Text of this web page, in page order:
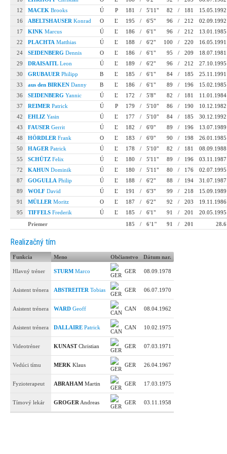
Priemer 185 / 6'1" 91 / 201 28.6
12
MACEK Brooks Ú P 181 / 5'11" 82 / 181
15.05.1992
16
ABELTSHAUSER Konrad O Ľ 195 / 6'5" 96 / 212
02.09.1992
17
KINK Marcus Ú Ľ 186 / 6'1" 96 / 212
13.01.1985
22
PLACHTA Matthias Ú Ľ 188 / 6'2" 100 / 220
16.05.1991
24
SEIDENBERG Dennis O Ľ 186 / 6'1" 95 / 209
18.07.1981
29
DRAISAITL Leon Ú Ľ 189 / 6'2" 96 / 212
27.10.1995
30
GRUBAUER Philipp B Ľ 185 / 6'1" 84 / 185
25.11.1991
33
aus den BIRKEN Danny B Ľ 186 / 6'1" 89 / 196
15.02.1985
36
SEIDENBERG Yannic Ú Ľ 172 / 5'8" 82 / 181
11.01.1984
37
REIMER Patrick Ú P 179 / 5'10" 86 / 190
10.12.1982
42
EHLIZ Yasin Ú Ľ 177 / 5'10" 84 / 185
30.12.1992
43
FAUSER Gerrit Ú Ľ 182 / 6'0" 89 / 196
13.07.1989
48
HÖRDLER Frank O Ľ 183 / 6'0" 90 / 198
26.01.1985
50
HAGER Patrick Ú Ľ 178 / 5'10" 82 / 181
08.09.1988
55
SCHÜTZ Felix Ú Ľ 180 / 5'11" 89 / 196
03.11.1987
72
KAHUN Dominik Ú Ľ 180 / 5'11" 80 / 176
02.07.1995
87
GOGULLA Philip Ú Ľ 188 / 6'2" 88 / 194
31.07.1987
89
WOLF David Ú Ľ 191 / 6'3" 99 / 218
15.09.1989
91
MÜLLER Moritz O Ľ 187 / 6'2" 92 / 203
19.11.1986
95
TIFFELS Frederik Ú Ľ 185 / 6'1" 91 / 201 20.05.1995
Realizačný tím
Funkcia Meno Občianstvo Dátum nar.
Hlavný tréner STURM Marco GER 08.09.1978
Asistent trénera ABSTREITER Tobias GER 06.07.1970
Asistent trénera WARD Geoff CAN 08.04.1962
Asistent trénera DALLAIRE Patrick CAN 10.02.1975
Videotréner KUNASTChristian GER 07.03.1971
Vedúci tímu MERK Klaus GER 26.04.1967
Fyzioterapeut ABRAHAM Martin GER 17.03.1975
Tímový lekár GROGER Andreas GER 03.11.1958